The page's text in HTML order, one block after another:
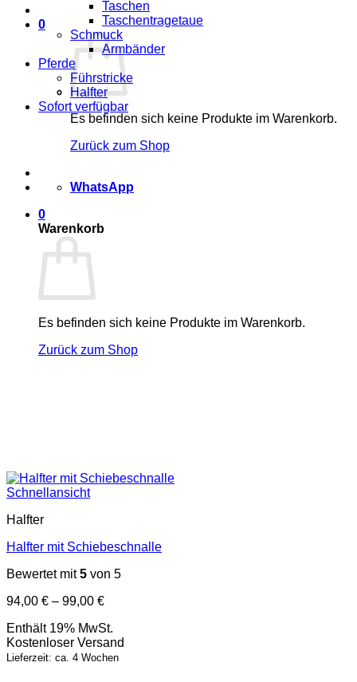
0
Es befinden sich keine Produkte im Warenkorb.
Zurück zum Shop
WhatsApp
0
Warenkorb
Es befinden sich keine Produkte im Warenkorb.
Zurück zum Shop
Taschen
Taschentragetaue
Schmuck
Armbänder
Pferde
Führstricke
Halfter
Sofort verfügbar
Schnellansicht
Halfter
Halfter mit Schiebeschnalle
Bewertet mit5 von 5
94,00 € – 99,00 €Preisspanne:
bis
99,00 €
Enthält 19% MwSt.
Kostenloser Versand
Lieferzeit: ca. 4 Wochen